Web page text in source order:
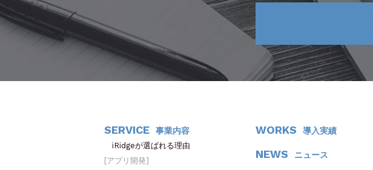
SERVICE 事業内容
iRidgeが選ばれる理由
アプリ開発
WORKS 導入実績
NEWS ニュース